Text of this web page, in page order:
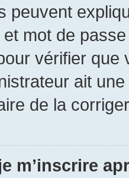
peuvent
et mot de
vérifier
ait
de la
m’inscrire